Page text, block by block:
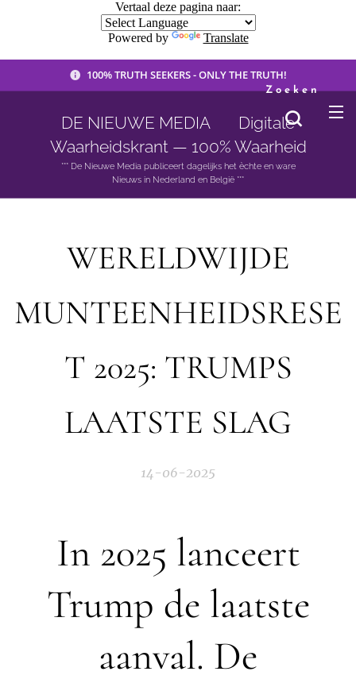
Vertaal deze pagina naar:
Powered by Translate
100% TRUTH SEEKERS - ONLY THE TRUTH!
DE NIEUWE MEDIA 🟣 Digitale
Waarheidskrant — 100% Waarheid
*** De Nieuwe Media publiceert dagelijks het èchte en ware
Nieuws in Nederland en België ***
Zoeken
WERELDWIJDE
MUNTEENHEIDSRESE
T 2025: TRUMPS
LAATSTE SLAG
14-06-2025
In 2025 lanceert
Trump de laatste
aanval. De